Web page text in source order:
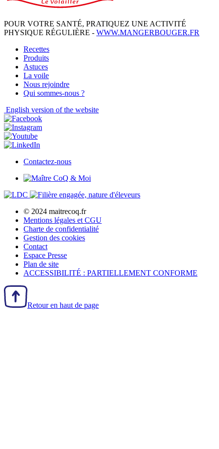
POUR VOTRE SANTÉ, PRATIQUEZ UNE ACTIVITÉ
PHYSIQUE RÉGULIÈRE - WWW.MANGERBOUGER.FR
Recettes
Produits
Astuces
La voile
Nous rejoindre
Qui sommes-nous ?
English version of the website
Contactez-nous
© 2024 maitrecoq.fr
Mentions légales et CGU
Charte de confidentialité
Gestion des cookies
Contact
Espace Presse
Plan de site
ACCESSIBILITÉ : PARTIELLEMENT CONFORME
Retour en haut de page